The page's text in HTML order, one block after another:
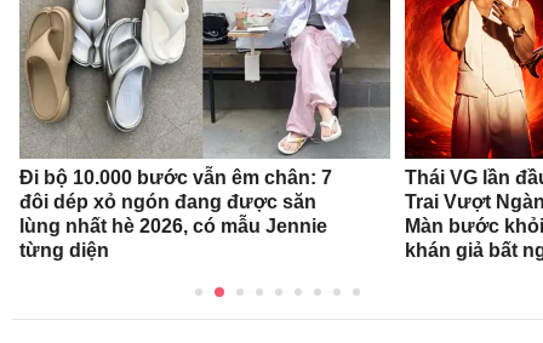
Đi bộ 10.000 bước vẫn êm chân: 7
đôi dép xỏ ngón đang được săn
lùng nhất hè 2026, có mẫu Jennie
từng diện
Thái VG lần
Trai Vượt
Màn bước
khán giả bất